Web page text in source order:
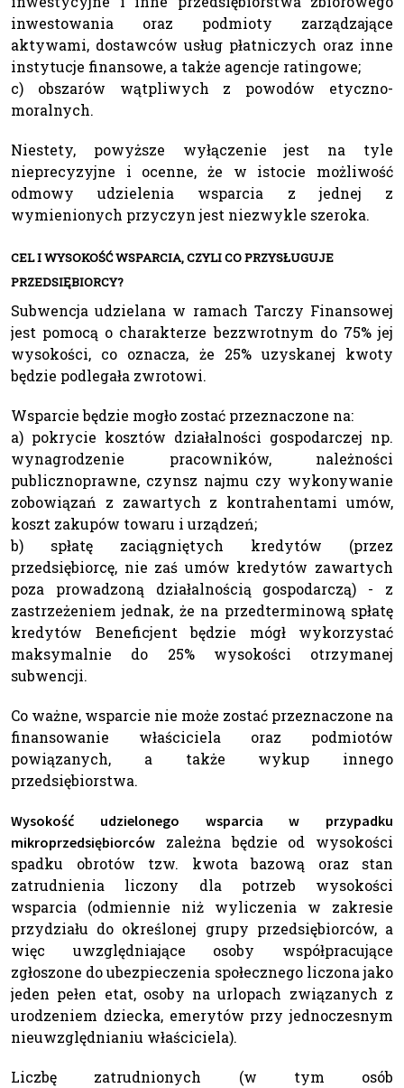
inwestowania oraz podmioty zarządzające
aktywami, dostawców usług płatniczych oraz inne
instytucje finansowe, a także agencje ratingowe;
c) obszarów wątpliwych z powodów etyczno-
moralnych.
Niestety, powyższe wyłączenie jest na tyle
nieprecyzyjne i ocenne, że w istocie możliwość
odmowy udzielenia wsparcia z jednej z
wymienionych przyczyn jest niezwykle szeroka.
CEL I WYSOKOŚĆ WSPARCIA, CZYLI CO PRZYSŁUGUJE
PRZEDSIĘBIORCY?
Subwencja udzielana w ramach Tarczy Finansowej
jest pomocą o charakterze bezzwrotnym do 75% jej
wysokości, co oznacza, że 25% uzyskanej kwoty
będzie podlegała zwrotowi.
Wsparcie będzie mogło zostać przeznaczone na:
a) pokrycie kosztów działalności gospodarczej np.
wynagrodzenie pracowników, należności
publicznoprawne, czynsz najmu czy wykonywanie
zobowiązań z zawartych z kontrahentami umów,
koszt zakupów towaru i urządzeń;
b) spłatę zaciągniętych kredytów (przez
przedsiębiorcę, nie zaś umów kredytów zawartych
poza prowadzoną działalnością gospodarczą) - z
zastrzeżeniem jednak, że na przedterminową spłatę
kredytów Beneficjent będzie mógł wykorzystać
maksymalnie do 25% wysokości otrzymanej
subwencji.
Co ważne, wsparcie nie może zostać przeznaczone na
finansowanie właściciela oraz podmiotów
powiązanych, a także wykup innego
przedsiębiorstwa.
Wysokość udzielonego wsparcia w przypadku
mikroprzedsiębiorców zależna będzie od wysokości
spadku obrotów tzw. kwota bazową oraz stan
zatrudnienia liczony dla potrzeb wysokości
wsparcia (odmiennie niż wyliczenia w zakresie
przydziału do określonej grupy przedsiębiorców, a
więc uwzględniające osoby współpracujące
zgłoszone do ubezpieczenia społecznego liczona jako
jeden pełen etat, osoby na urlopach związanych z
urodzeniem dziecka, emerytów przy jednoczesnym
nieuwzględnianiu właściciela).
Liczbę zatrudnionych (w tym osób